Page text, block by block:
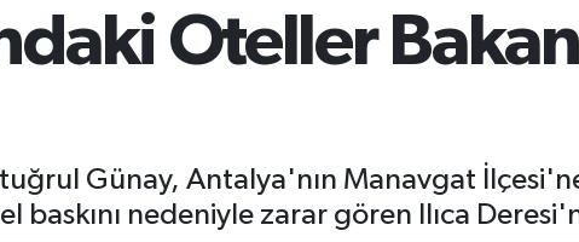
Oteller
Günay, Antalya'nın Manavgat
baskını nedeniyle zarar gören Ilıca